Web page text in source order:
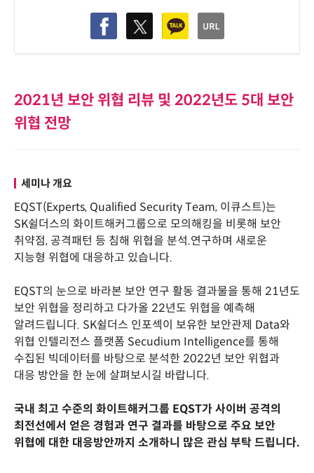
2021년 보안 위협 리뷰 및 2022년도 5대 보안
위협 전망
세미나 개요
EQST(Experts, Qualified Security Team, 이큐스트)는
SK쉴더스의 화이트해커그룹으로 모의해킹을 비롯해 보안
취약점, 공격패턴 등 침해 위협을 분석.연구하며 새로운
지능형 위협에 대응하고 있습니다.
EQST의 눈으로 바라본 보안 연구 활동 결과물을 통해 21년도
보안 위협을 정리하고 다가올 22년도 위협을 예측해
알려드립니다. SK쉴더스 인포섹이 보유한 보안관제 Data와
위협 인텔리전스 플랫폼 Secudium Intelligence를 통해
수집된 빅데이터를 바탕으로 분석한 2022년 보안 위협과
대응 방안을 한 눈에 살펴보시길 바랍니다.
국내 최고 수준의 화이트해커그룹 EQST가 사이버 공격의
최전선에서 얻은 경험과 연구 결과를 바탕으로 주요 보안
위협에 대한 대응방안까지 소개하니 많은 관심 부탁 드립니다.